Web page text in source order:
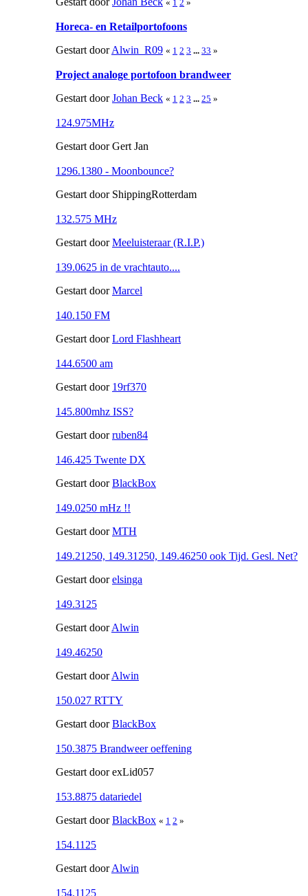
« 1 2 »
Horeca- en Retailportofoons
Gestart doorAlwin_R09 « 1 2 3 ... 33 »
Project analoge portofoon brandweer
Gestart doorJohan Beck « 1 2 3 ... 25 »
124.975MHz
Gestart door Gert Jan
1296.1380 - Moonbounce?
Gestart door ShippingRotterdam
132.575 MHz
Gestart doorMeeluisteraar (R.I.P.)
139.0625 in de vrachtauto....
Gestart doorMarcel
140.150 FM
Gestart doorLord Flashheart
144.6500 am
Gestart door 19rf370
145.800mhz ISS?
Gestart doorruben84
146.425 Twente DX
Gestart doorBlackBox
149.0250 mHz !!
Gestart doorMTH
149.21250, 149.31250, 149.46250 ook Tijd. Gesl. Net?
Gestart doorelsinga
149.3125
Gestart doorAlwin
149.46250
Gestart doorAlwin
150.027 RTTY
Gestart doorBlackBox
150.3875 Brandweer oeffening
Gestart door exLid057
153.8875 datariedel
Gestart doorBlackBox « 1 2 »
154.1125
Gestart doorAlwin
154.1125